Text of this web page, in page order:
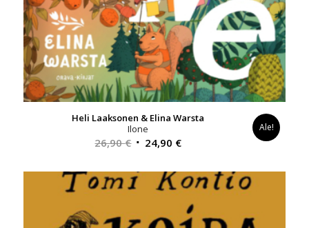
Heli Laaksonen & Elina Warsta
Ilone
26,90€ Alkuperäinen
oli:
26,90 €.
24,90 €Nykyinen
on:
24,90 €.
Ale!